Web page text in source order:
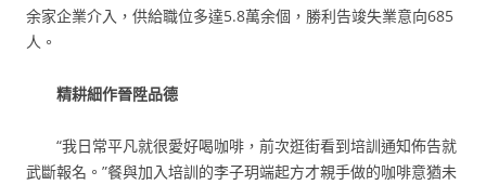
余家企業介入，供給職位多達5.8萬余個，勝利告竣失業意向685
人。
精耕細作晉陞品德
“我日常平凡就很愛好喝咖啡，前次逛街看到培訓通知佈告就
武斷報名。”餐與加入培訓的李子玥端起方才親手做的咖啡意猶未